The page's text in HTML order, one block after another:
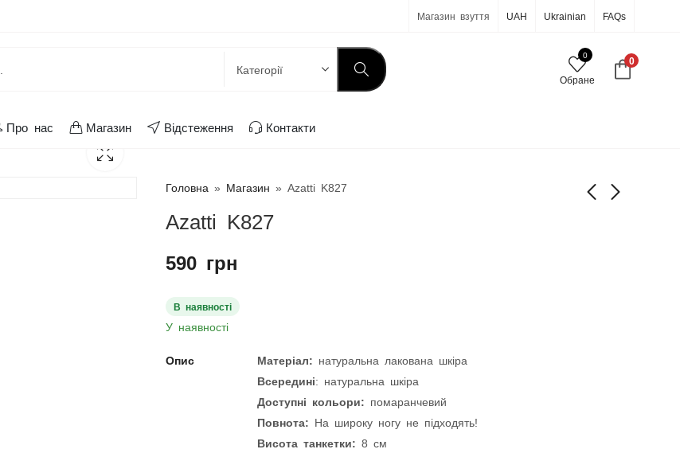
Магазин взуття UAH Ukrainian FAQs
0
Обране
0
Про нас Магазин Відстеження Контакти
Головна » Магазин » Azatti K827
Azatti K827
590 грн
В наявності
У наявності
Опис Матеріал: натуральна лакована шкіра
Всередині: натуральна шкіра
Доступні кольори: помаранчевий
Повнота: На широку ногу не підходять!
Висота танкетки: 8 см